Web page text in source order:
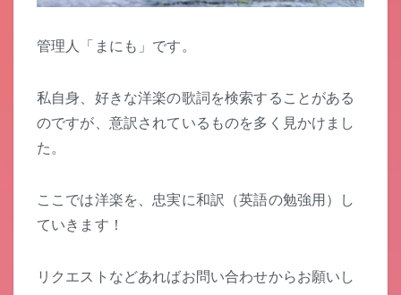
管理人「まにも」です。
私自身、好きな洋楽の歌詞を検索することがある
のですが、意訳されているものを多く見かけまし
た。
ここでは洋楽を、忠実に和訳（英語の勉強用）し
ていきます！
リクエストなどあればお問い合わせからお願いし